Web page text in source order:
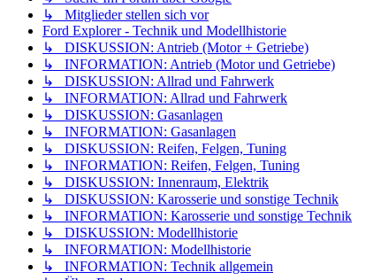
↳ Mitglieder stellen sich vor
Ford Explorer - Technik und Modellhistorie
↳ DISKUSSION: Antrieb (Motor + Getriebe)
↳ INFORMATION: Antrieb (Motor und Getriebe)
↳ DISKUSSION: Allrad und Fahrwerk
↳ INFORMATION: Allrad und Fahrwerk
↳ DISKUSSION: Gasanlagen
↳ INFORMATION: Gasanlagen
↳ DISKUSSION: Reifen, Felgen, Tuning
↳ INFORMATION: Reifen, Felgen, Tuning
↳ DISKUSSION: Innenraum, Elektrik
↳ DISKUSSION: Karosserie und sonstige Technik
↳ INFORMATION: Karosserie und sonstige Technik
↳ DISKUSSION: Modellhistorie
↳ INFORMATION: Modellhistorie
↳ INFORMATION: Technik allgemein